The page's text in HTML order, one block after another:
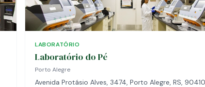
LABORATÓRIO
Laboratório do Pé
Porto Alegre
Avenida Protásio Alves, 3474, Porto Alegre, RS,